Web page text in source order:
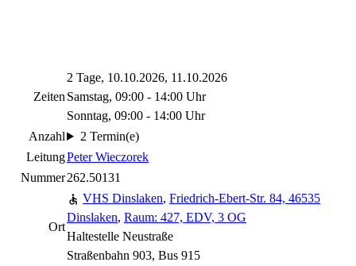
Zeiten
2 Tage, 10.10.2026, 11.10.2026
Samstag, 09:00 - 14:00 Uhr
Sonntag, 09:00 - 14:00 Uhr
Anzahl
2 Termin(e)
LeitungPeter Wieczorek
Nummer262.50131
Ort
VHS Dinslaken, Friedrich-Ebert-Str. 84, 46535
Dinslaken, Raum: 427, EDV, 3 OG
Haltestelle Neustraße
Straßenbahn 903, Bus 915